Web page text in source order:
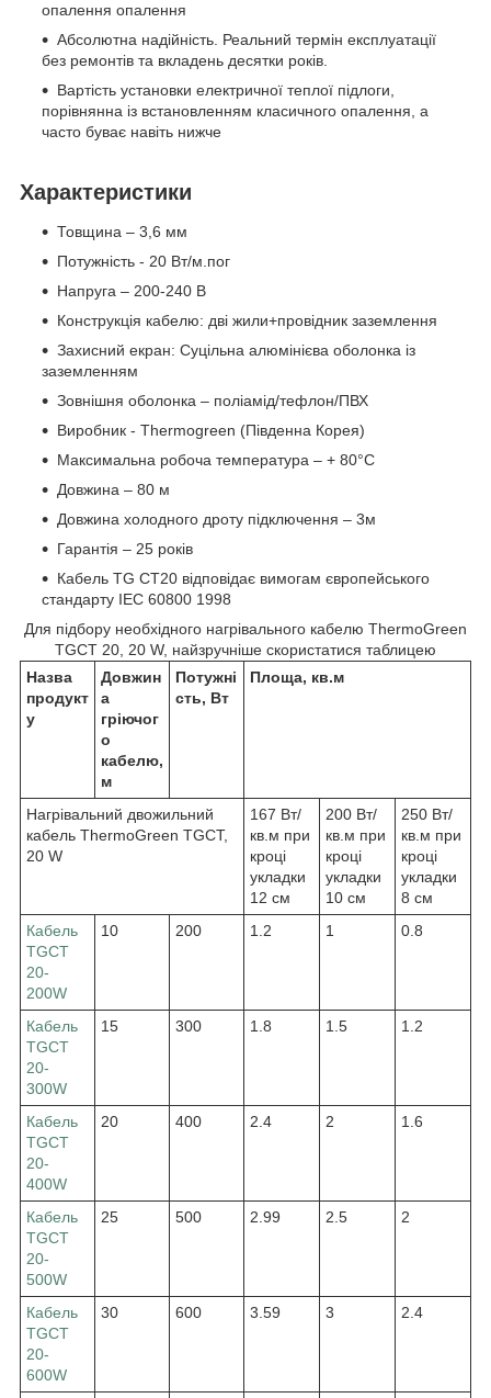
опалення опалення
Абсолютна надійність. Реальний термін експлуатації
без ремонтів та вкладень десятки років.
Вартість установки електричної теплої підлоги,
порівнянна із встановленням класичного опалення, а
часто буває навіть нижче
Характеристики
Товщина – 3,6 мм
Потужність - 20 Вт/м.пог
Напруга – 200-240 В
Конструкція кабелю: дві жили+провідник заземлення
Захисний екран: Суцільна алюмінієва оболонка із
заземленням
Зовнішня оболонка – поліамід/тефлон/ПВХ
Виробник - Thermоgreen (Південна Корея)
Максимальна робоча температура – + 80°С
Довжина – 80 м
Довжина холодного дроту підключення – 3м
Гарантія – 25 років
Кабель TG CT20 відповідає вимогам європейського
стандарту IEC 60800 1998
Для підбору необхідного нагрівального кабелю ThermoGreen
TGCT 20, 20 W, найзручніше скористатися таблицею
Назва
продукт
у
Довжин
а
гріючог
о
кабелю,
м
Потужні
сть, Вт
Площа, кв.м
Нагрівальний двожильний
кабель ThermoGreen TGCT,
20 W
167 Вт/
кв.м при
кроці
укладки
12 см
200 Вт/
кв.м при
кроці
укладки
10 см
250 Вт/
кв.м при
кроці
укладки
8 см
Кабель
TGCT
20-
200W
10 200 1.2 1 0.8
Кабель
TGCT
20-
300W
15 300 1.8 1.5 1.2
Кабель
TGCT
20-
400W
20 400 2.4 2 1.6
Кабель
TGCT
20-
500W
25 500 2.99 2.5 2
Кабель
TGCT
20-
600W
30 600 3.59 3 2.4